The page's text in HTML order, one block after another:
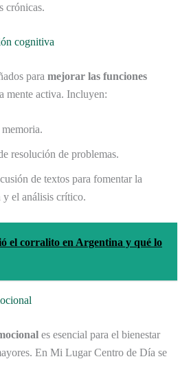
crónicas.
cognitiva
para mejorar las funciones
mente activa. Incluyen:
resolución de problemas.
de textos para fomentar la
y el análisis crítico.
el corralito en Argentina y qué lo
es esencial para el bienestar
En Mi Lugar Centro de Día se